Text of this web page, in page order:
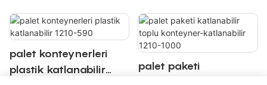
palet konteynerleri
plastik katlanabilir
palet paketi